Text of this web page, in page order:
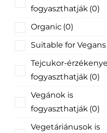
fogyaszthatják (0)
Organic (0)
Suitable for Vegans
Tejcukor-
fogyaszthatják (0)
Vegánok is
fogyaszthatják (0)
Vegetáriánusok is